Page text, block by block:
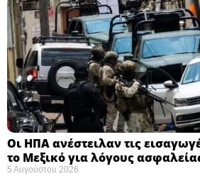
Οι ΗΠΑ ανέστειλαν τις
το Μεξικό για λόγους
5 Αυγούστου 2026